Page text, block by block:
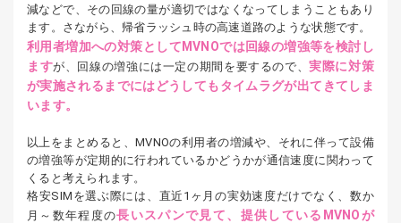
減などで、その回線の量が適切ではなくなってしまうこともあり
ます。さながら、帰省ラッシュ時の高速道路のような状態です。
利用者増加への対策としてMVNOでは回線の増強等を検討し
ますが、回線の増強には一定の期間を要するので、実際に対策
が実施されるまでにはどうしてもタイムラグが出てきてしま
います。
以上をまとめると、MVNOの利用者の増減や、それに伴って設備
の増強等が定期的に行われているかどうかが通信速度に関わって
くると考えられます。
格安SIMを選ぶ際には、直近1ヶ月の実効速度だけでなく、数か
月～数年程度の長いスパンで見て、提供しているMVNOが